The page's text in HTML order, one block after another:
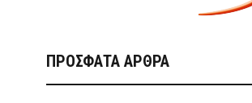
ΠΡΌΣΦΑΤΑ ΆΡΘΡΑ